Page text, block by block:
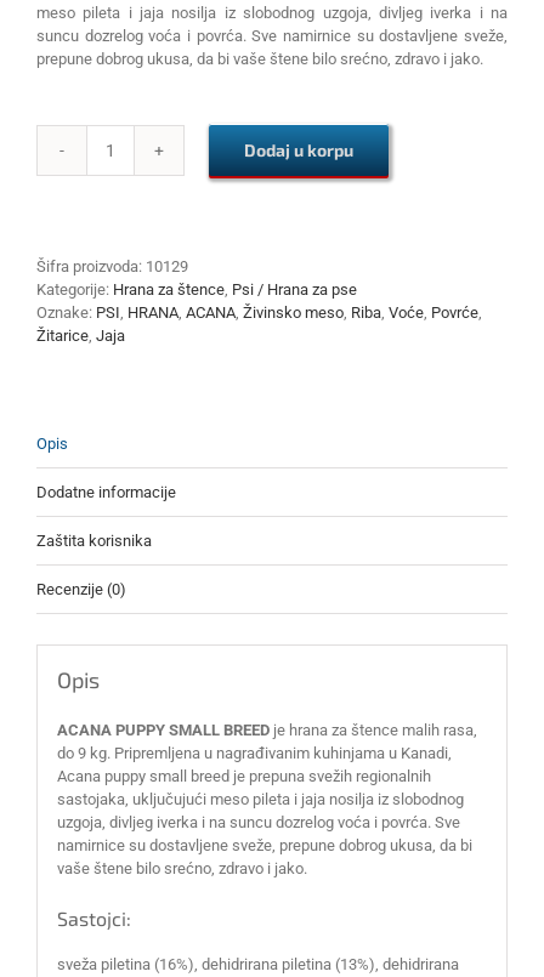
meso pileta i jaja nosilja iz slobodnog uzgoja, divljeg iverka i na
suncu dozrelog voća i povrća. Sve namirnice su dostavljene sveže,
prepune dobrog ukusa, da bi vaše štene bilo srećno, zdravo i jako.
ACANA
količina
Dodaj u korpu
Šifra proizvoda: 10129
Kategorije: Hrana za štence Psi / Hrana za pse
Oznake: PSI HRANA ACANA Živinsko meso Riba Voće Povrće
Žitarice Jaja
Opis
Dodatne informacije
Zaštita korisnika
Recenzije (0)
Opis
ACANA PUPPY SMALL BREEDje hrana za štence malih rasa,
do 9 kg. Pripremljena u nagrađivanim kuhinjama u Kanadi,
Acana puppy small breed je prepuna svežih regionalnih
sastojaka, uključujući meso pileta i jaja nosilja iz slobodnog
uzgoja, divljeg iverka i na suncu dozrelog voća i povrća. Sve
namirnice su dostavljene sveže, prepune dobrog ukusa, da bi
vaše štene bilo srećno, zdravo i jako.
Sastojci:
sveža piletina (16%), dehidrirana piletina (13%), dehidrirana